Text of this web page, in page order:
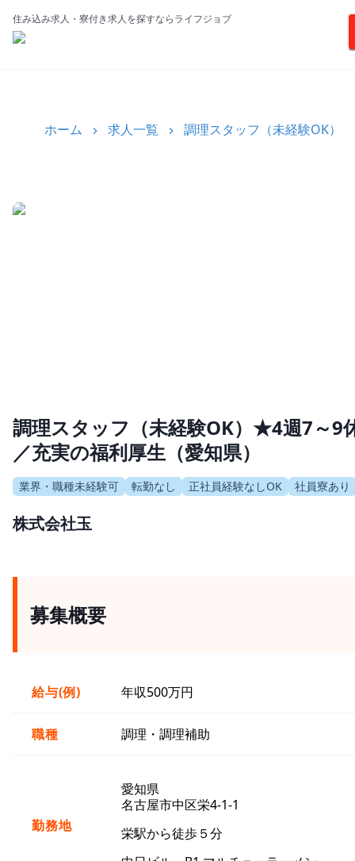
住み込み求人・寮付き求人を探すならライフジョブ
ホーム 求人一覧 調理スタッフ（未経験OK）
調理スタッフ（未経験OK）★4週7～9
／充実の福利厚生（愛知県）
業界・職種未経験可 転勤なし 正社員経験なしOK 社員寮あり
株式会社玉
募集概要
給与(例) 年収500万円
職種 調理・調理補助
勤務地
愛知県
名古屋市中区栄4-1-1
栄駅から徒歩５分